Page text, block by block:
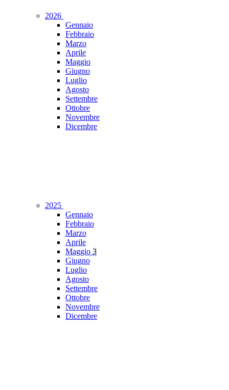
2026
Gennaio
Febbraio
Marzo
Aprile
Maggio
Giugno
Luglio
Agosto
Settembre
Ottobre
Novembre
Dicembre
2025
Gennaio
Febbraio
Marzo
Aprile
Maggio 3
Giugno
Luglio
Agosto
Settembre
Ottobre
Novembre
Dicembre